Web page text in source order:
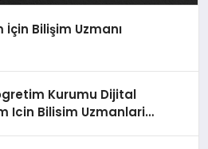
Bilişim Uzmanı
Kurumu Dijital
Icin Bilisim Uzmanlari